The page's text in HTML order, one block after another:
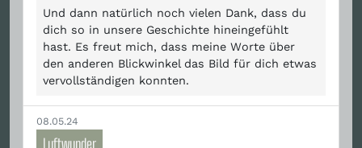
Und dann natürlich noch vielen Dank, dass du
dich so in unsere Geschichte hineingefühlt
hast. Es freut mich, dass meine Worte über
den anderen Blickwinkel das Bild für dich etwas
vervollständigen konnten.
08.05.24
Luftwunder